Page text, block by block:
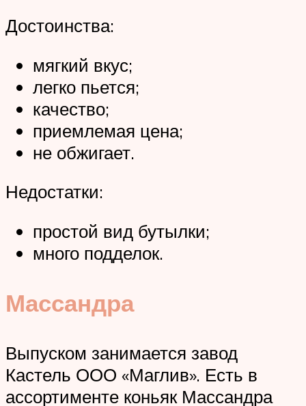
Достоинства:
мягкий вкус;
легко пьется;
качество;
приемлемая цена;
не обжигает.
Недостатки:
простой вид бутылки;
много подделок.
Массандра
Выпуском занимается завод
Кастель ООО «Маглив». Есть в
ассортименте коньяк Массандра